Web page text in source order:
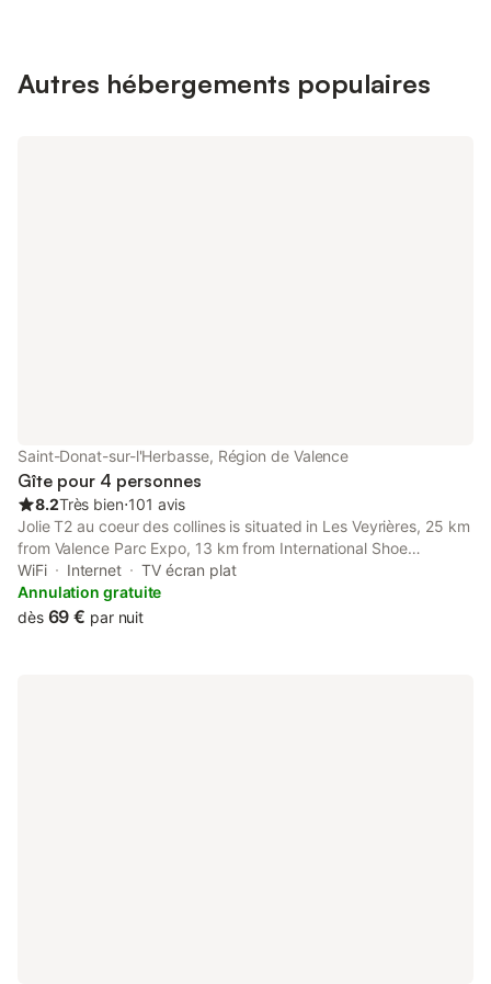
Autres hébergements populaires
Saint-Donat-sur-l'Herbasse, Région de Valence
Gîte pour 4 personnes
8.2Très bien⋅101 avis
Jolie T2 au coeur des collines is situated in Les Veyrières, 25 km
from Valence Parc Expo, 13 km from International Shoe
Museum, and 15 km from Valrhona Chocolate Factory.
WiFi Internet
TV écran plat
Annulation gratuite
dès 69 € par nuit